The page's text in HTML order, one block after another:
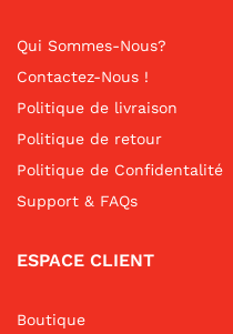
Qui Sommes-Nous?
Contactez-Nous !
Politique de livraison
Politique de retour
Politique de Confidentalité
Support & FAQs
ESPACE CLIENT
Boutique